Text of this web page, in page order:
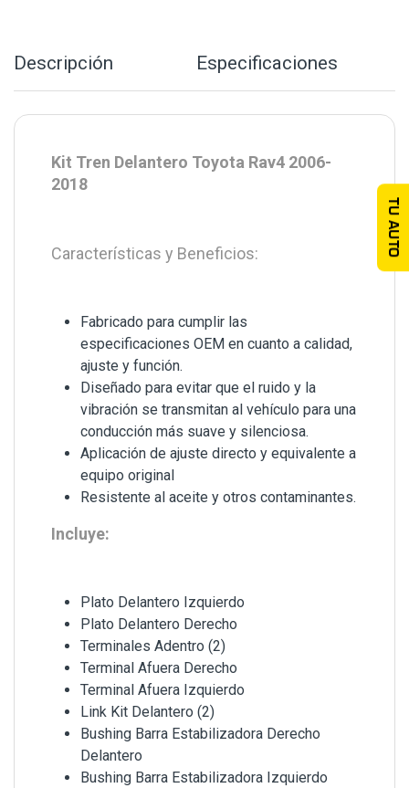
Descripción Especificaciones
Kit Tren Delantero Toyota Rav4 2006-
2018
Características y Beneficios:
Fabricado para cumplir las
especificaciones OEM en cuanto a calidad,
ajuste y función.
Diseñado para evitar que el ruido y la
vibración se transmitan al vehículo para una
conducción más suave y silenciosa.
Aplicación de ajuste directo y equivalente a
equipo original
Resistente al aceite y otros contaminantes.
Incluye:
Plato Delantero Izquierdo
Plato Delantero Derecho
Terminales Adentro (2)
Terminal Afuera Derecho
Terminal Afuera Izquierdo
Link Kit Delantero (2)
Bushing Barra Estabilizadora Derecho
Delantero
Bushing Barra Estabilizadora Izquierdo
TU AUTO